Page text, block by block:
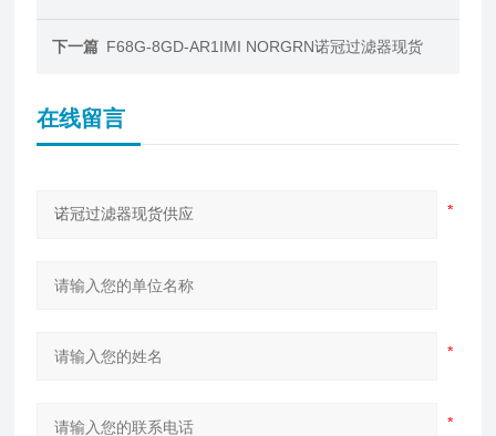
下一篇 F68G-8GD-AR1IMI NORGRN诺冠过滤器现货
在线留言